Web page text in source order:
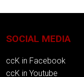
SOCIAL MEDIA
ccK in Facebook
ccK in Youtube